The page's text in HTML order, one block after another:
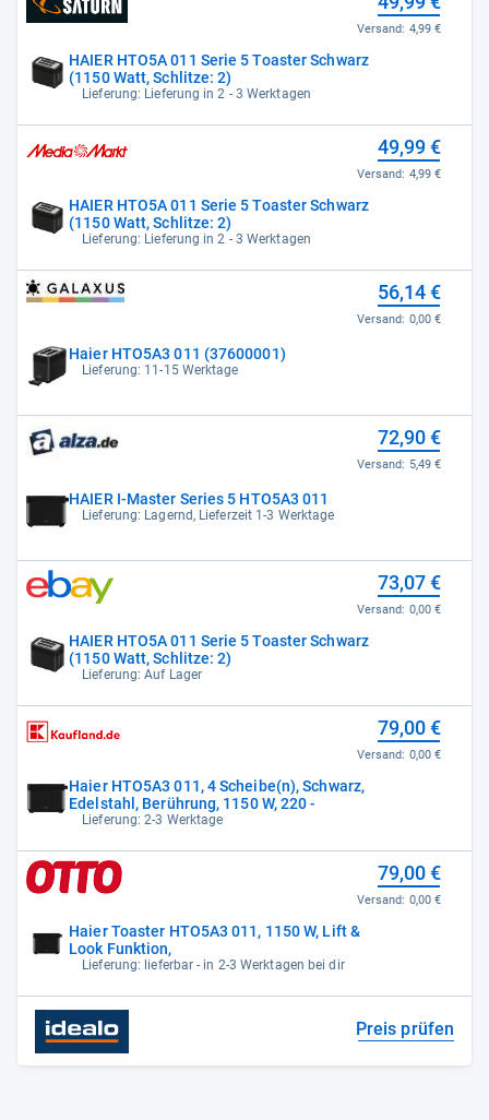
HAIER HTO5A 011 Serie 5 Toaster Schwarz
(1150 Watt, Schlitze: 2)
Lieferung: Lieferung in 2 - 3 Werktagen
Versand: 4,99 €
HAIER HTO5A 011 Serie 5 Toaster Schwarz
(1150 Watt, Schlitze: 2)
Lieferung: Lieferung in 2 - 3 Werktagen
49,99 €
Versand: 4,99 €
Haier HTO5A3 011 (37600001)
Lieferung: 11-15 Werktage
56,14 €
Versand: 0,00 €
HAIER I-Master Series 5 HTO5A3 011
Lieferung: Lagernd, Lieferzeit 1-3 Werktage
72,90 €
Versand: 5,49 €
HAIER HTO5A 011 Serie 5 Toaster Schwarz
(1150 Watt, Schlitze: 2)
Lieferung: Auf Lager
73,07 €
Versand: 0,00 €
Haier HTO5A3 011, 4 Scheibe(n), Schwarz,
Edelstahl, Berührung, 1150 W, 220 -
Lieferung: 2-3 Werktage
79,00 €
Versand: 0,00 €
Haier Toaster HTO5A3 011, 1150 W, Lift &
Look Funktion,
Lieferung: lieferbar - in 2-3 Werktagen bei dir
79,00 €
Versand: 0,00 €
Preis prüfen